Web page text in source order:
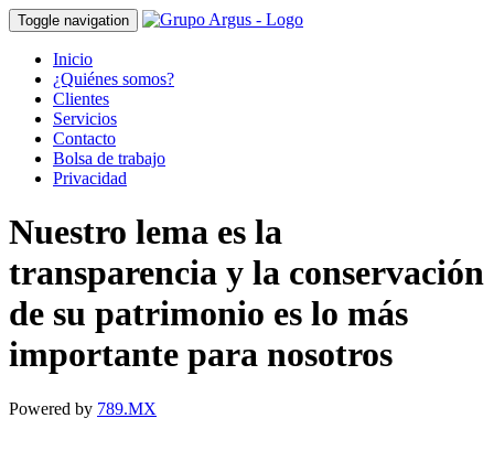
Toggle navigation
Inicio
¿Quiénes somos?
Clientes
Servicios
Contacto
Bolsa de trabajo
Privacidad
Nuestro lema es la
transparencia y la conservación
de su patrimonio es lo más
importante para nosotros
Powered by 789.MX